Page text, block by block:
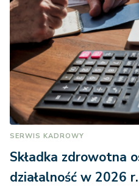
SERWIS KADROWY
Składka zdrowotna
działalność w 2026 r.